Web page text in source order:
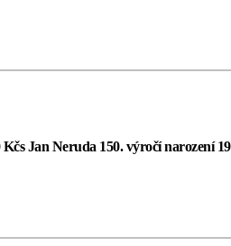
Jan Neruda 150. výročí narození